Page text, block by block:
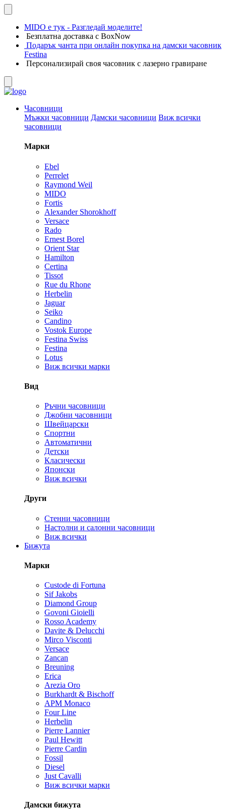
MIDO е тук - Разгледай моделите!
Безплатна доставка с BoxNow
Подарък чанта при онлайн покупка на дамски часовник
Festina
Персонализирай своя часовник с лазерно гравиране
Часовници
Мъжки часовници Дамски часовници Виж всички
часовници
Марки
Ebel
Perrelet
Raymond Weil
MIDO
Fortis
Alexander Shorokhoff
Versace
Rado
Ernest Borel
Orient Star
Hamilton
Certina
Tissot
Rue du Rhone
Herbelin
Jaguar
Seiko
Candino
Vostok Europe
Festina Swiss
Festina
Lotus
Виж всички марки
Вид
Ръчни часовници
Джобни часовници
Швейцарски
Спортни
Автоматични
Детски
Класически
Японски
Виж всички
Други
Стенни часовници
Настолни и салонни часовници
Виж всички
Бижута
Марки
Custode di Fortuna
Sif Jakobs
Diamond Group
Govoni Gioielli
Rosso Academy
Davite & Delucchi
Mirco Visconti
Versace
Zancan
Breuning
Erica
Arezia Oro
Burkhardt & Bischoff
APM Monaco
Four Line
Herbelin
Pierre Lannier
Paul Hewitt
Pierre Cardin
Fossil
Diesel
Just Cavalli
Виж всички марки
Дамски бижута